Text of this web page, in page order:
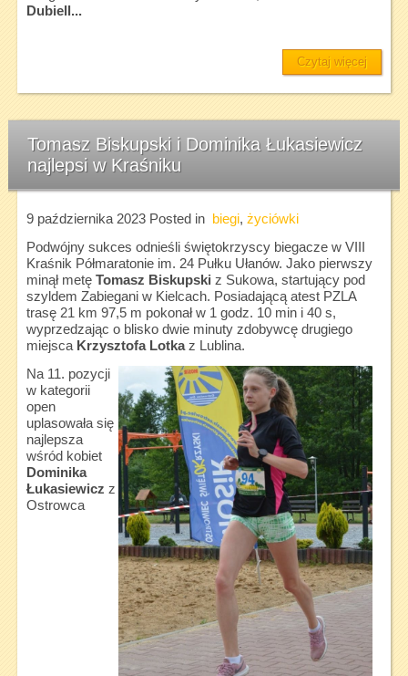
Dubiell...
Czytaj więcej
Tomasz Biskupski i Dominika Łukasiewicz
najlepsi w Kraśniku
9 października 2023Posted in biegi, życiówki
Podwójny sukces odnieśli świętokrzyscy biegacze w VIII
Kraśnik Półmaratonie im. 24 Pułku Ułanów. Jako pierwszy
minął metę Tomasz Biskupski z Sukowa, startujący pod
szyldem Zabiegani w Kielcach. Posiadającą atest PZLA
trasę 21 km 97,5 m pokonał w 1 godz. 10 min i 40 s,
wyprzedzając o blisko dwie minuty zdobywcę drugiego
miejsca Krzysztofa Lotkaz Lublina.
Na 11. pozycji
w kategorii
open
uplasowała się
najlepsza
wśród kobiet
Dominika
Łukasiewicz z
Ostrowca